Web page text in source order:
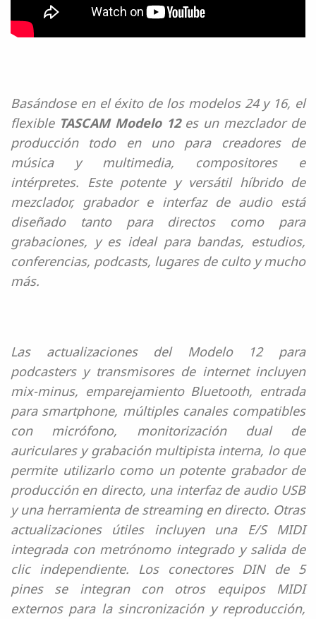
Basándose en el éxito de los modelos 24 y 16, el
flexible TASCAM Modelo 12es un mezclador de
producción todo en uno para creadores de
música y multimedia, compositores e
intérpretes. Este potente y versátil híbrido de
mezclador, grabador e interfaz de audio está
diseñado tanto para directos como para
grabaciones, y es ideal para bandas, estudios,
conferencias, podcasts, lugares de culto y mucho
más.
Las actualizaciones del Modelo 12 para
podcasters y transmisores de internet incluyen
mix-minus, emparejamiento Bluetooth, entrada
para smartphone, múltiples canales compatibles
con micrófono, monitorización dual de
auriculares y grabación multipista interna, lo que
permite utilizarlo como un potente grabador de
producción en directo, una interfaz de audio USB
y una herramienta de streaming en directo. Otras
actualizaciones útiles incluyen una E/S MIDI
integrada con metrónomo integrado y salida de
clic independiente. Los conectores DIN de 5
pines se integran con otros equipos MIDI
externos para la sincronización y reproducción,